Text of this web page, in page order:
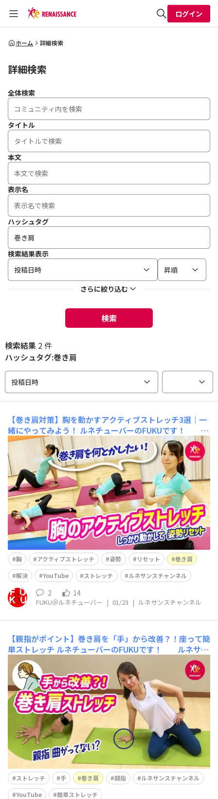
全体検索
ログイン
ホーム 詳細検索
詳細検索
全体検索
タイトル
本文
表示名
ハッシュタグ
検索結果表示
投稿日時
昇順
さらに絞り込む
検索
検索結果 2 件
ハッシュタグ:巻き肩
投稿日時
【巻き肩対策】胸を動かすアクティブストレッチ3選｜一
緒にやってみよう！ ルネチューバーのFUKUです！ ル
ネサンス公式YouTube「ルネサンスチャンネル」を更新
しました(^^)/ 今回は 【巻き肩対策】胸を動かす
アクティブストレッチ3選｜一緒にやってみよう！ とい
う内容です(^^) &nb
胸 アクティブストレッチ 姿勢 リセット
巻き肩
解決
YouTube ストレッチ ルネサンスチャンネル
2 14
FUKU＠ルネチューバー | 01/23 | ルネサンスチャンネル
【親指がポイント】巻き肩を「手」から改善？！座って簡
単ストレッチ ルネチューバーのFUKUです！ ルネサン
ス公式YouTube「ルネサンスチャンネル」を更新しまし
た(^^)/ 今回は 【親指がポイント】巻き肩を
「手」から改善？！座って簡単ストレッチ という内容
です。 以前も巻き肩改善法をストレッチポールを使っ
てご案内しましたが、今回は 「え？
ストレッチ 手 巻き肩 親指
ルネサンスチャンネル
YouTube
簡単ストレッチ